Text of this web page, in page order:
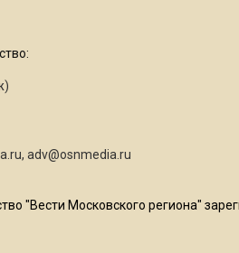
, adv@osnmedia.ru
"Вести Московского региона"